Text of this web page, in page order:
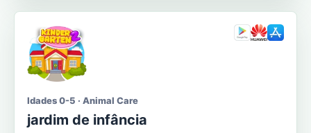
Idades 0-5 · Animal Care
jardim de infância